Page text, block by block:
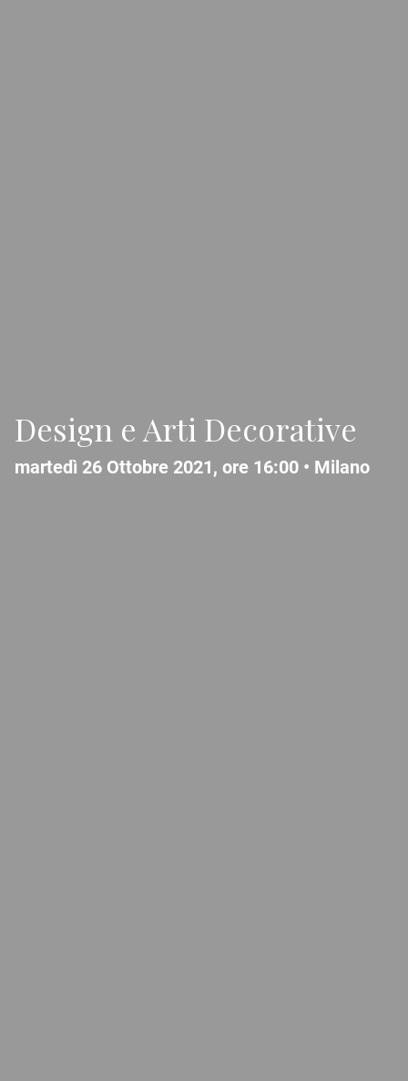
Design e Arti Decorative
martedì 26 Ottobre 2021, ore 16:00 • Milano